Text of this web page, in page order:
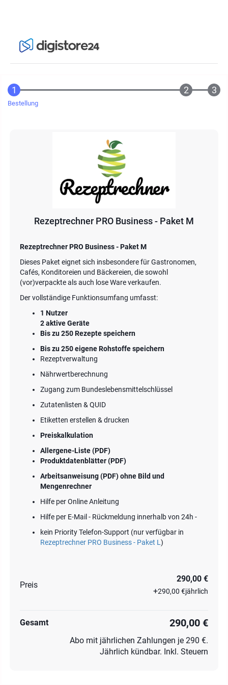
Bestellung
Rezeptrechner PRO Business - Paket M
Rezeptrechner PRO Business - Paket M
Dieses Paket eignet sich insbesondere für Gastronomen,
Cafés, Konditoreien und Bäckereien, die sowohl
(vor)verpackte als auch lose Ware verkaufen.
Der vollständige Funktionsumfang umfasst:
1 Nutzer
2 aktive Geräte
Bis zu 250 Rezepte speichern
Bis zu 250 eigene Rohstoffe speichern
Rezeptverwaltung
Nährwertberechnung
Zugang zum Bundeslebensmittelschlüssel
Zutatenlisten & QUID
Etiketten erstellen & drucken
Preiskalkulation
Allergene-Liste (PDF)
Produktdatenblätter (PDF)
Arbeitsanweisung (PDF) ohne Bild und
Mengenrechner
Hilfe per Online Anleitung
Hilfe per E-Mail - Rückmeldung innerhalb von 24h -
kein Priority Telefon-Support (nur verfügbar in
Rezeptrechner PRO Business - Paket L )
Preis
290,00 €
+290,00 €jährlich
Gesamt 290,00 €
Abo mit jährlichen Zahlungen je 290 €.
Jährlich kündbar. Inkl. Steuern